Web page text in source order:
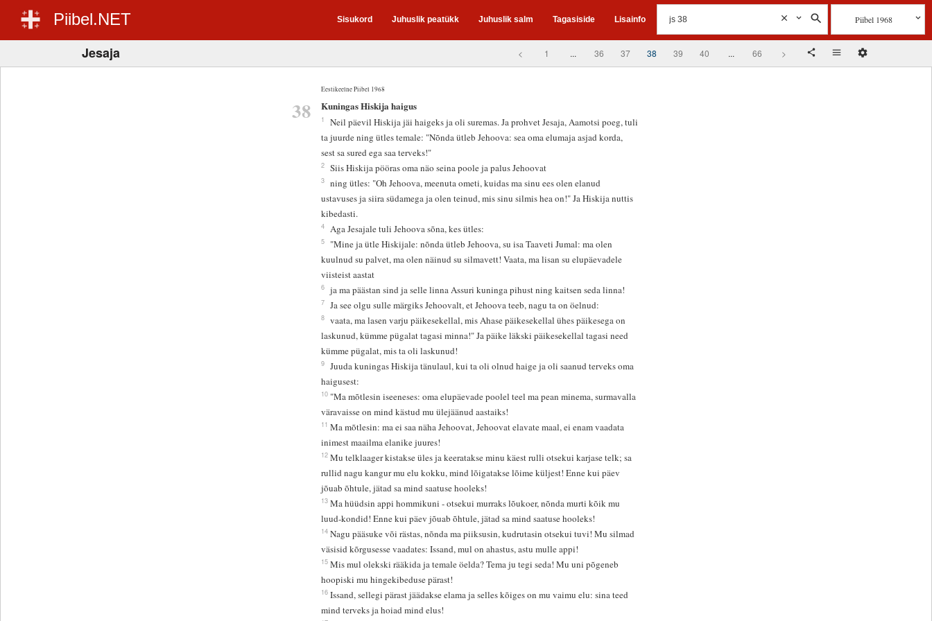
Piibel.NET Sisukord Juhuslik peatükk Juhuslik salm Tagasiside Lisainfo Piibel 1968
Jesaja < 1 ... 36 37 38 39 40 ... 66 >
Eestikeelne Piibel 1968
38 Kuningas Hiskija haigus
1
Neil päevil Hiskija jäi haigeks ja oli suremas. Ja prohvet Jesaja, Aamotsi poeg, tuli
ta juurde ning ütles temale: "Nõnda ütleb Jehoova: sea oma elumaja asjad korda,
sest sa sured ega saa terveks!"
2 Siis Hiskija pööras oma näo seina poole ja palus Jehoovat
3
ning ütles: "Oh Jehoova, meenuta ometi, kuidas ma sinu ees olen elanud
ustavuses ja siira südamega ja olen teinud, mis sinu silmis hea on!" Ja Hiskija nuttis
kibedasti.
4 Aga Jesajale tuli Jehoova sõna, kes ütles:
5
"Mine ja ütle Hiskijale: nõnda ütleb Jehoova, su isa Taaveti Jumal: ma olen
kuulnud su palvet, ma olen näinud su silmavett! Vaata, ma lisan su elupäevadele
viisteist aastat
6 ja ma päästan sind ja selle linna Assuri kuninga pihust ning kaitsen seda linna!
7 Ja see olgu sulle märgiks Jehoovalt, et Jehoova teeb, nagu ta on öelnud:
8
vaata, ma lasen varju päikesekellal, mis Ahase päikesekellal ühes päikesega on
laskunud, kümme pügalat tagasi minna!" Ja päike läkski päikesekellal tagasi need
kümme pügalat, mis ta oli laskunud!
9
Juuda kuningas Hiskija tänulaul, kui ta oli olnud haige ja oli saanud terveks oma
haigusest:
10 "Ma mõtlesin iseeneses: oma elupäevade poolel teel ma pean minema, surmavalla
väravaisse on mind kästud mu ülejäänud aastaiks!
11 Ma mõtlesin: ma ei saa näha Jehoovat, Jehoovat elavate maal, ei enam vaadata
inimest maailma elanike juures!
12 Mu telklaager kistakse üles ja keeratakse minu käest rulli otsekui karjase telk; sa
rullid nagu kangur mu elu kokku, mind lõigatakse lõime küljest! Enne kui päev
jõuab õhtule, jätad sa mind saatuse hooleks!
13 Ma hüüdsin appi hommikuni - otsekui murraks lõukoer, nõnda murti kõik mu
luud-kondid! Enne kui päev jõuab õhtule, jätad sa mind saatuse hooleks!
14 Nagu pääsuke või rästas, nõnda ma piiksusin, kudrutasin otsekui tuvi! Mu silmad
väsisid kõrgusesse vaadates: Issand, mul on ahastus, astu mulle appi!
15 Mis mul olekski rääkida ja temale öelda? Tema ju tegi seda! Mu uni põgeneb
hoopiski mu hingekibeduse pärast!
16 Issand, sellegi pärast jäädakse elama ja selles kõiges on mu vaimu elu: sina teed
mind terveks ja hoiad mind elus!